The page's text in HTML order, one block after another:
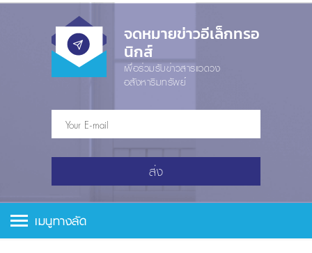
จดหมายข่าวอีเล็กทรอ
นิกส์
เพื่อร่วมรับข่าวสารแวดวง
อสังหาริมทรัพย์
ส่ง
เมนูทางลัด